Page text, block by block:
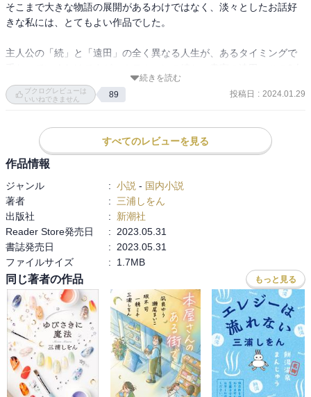
もう遠田好き！！！ってなってました笑
もう序盤から好き認定！！！
二人の掛け合いもとても良くて
気持ちよく読めました(^^)
続の人の良さも
気持ちよい読了感の理由の一つでしょう
いいコンビがまた誕生しましたね！！
終盤には遠田の過去の話にもなり
グッと内容は深まります。
もっと二人を見ていたいー！！
そんな話です(^^)
続編出てシリーズにしてくれたら
間違いなく星5！
楽しみにしてます(^^)
そこまで大きな物語の展開があるわけではなく、淡々としたお話好
きな私には、とてもよい作品でした。
主人公の「続」と「遠田」の全く異なる人生が、あるタイミングで
のバランスは、なかなかに素敵で、引き寄せられます。書道教室で
子どもから大人までに書道を教えて、宛名書きの仕事などもする遠
小説の中ですが、その人の生き方を見ていると、人生をすごい考え
てしまいます。私は、いろんな仕事や、いろんな趣味に手を出して
ことなのか、考えさせられました。自分が好きなこと、自分にでき
ること、誰かのためになること、最後にどう生きていくべき
か、、、などなど、とても考えさせられました。
そして、筆と墨。小学生の時は、書道なんて準備や片付けが面倒で
嫌いでしたが、また、やってみたいです。
/＿/     あらすじ    ＿/＿/＿/＿/＿/
ホテルの宛名書きの依頼を通じて、ホテルスタッフの「続」と、書
家の「遠田」が出会います。
出会ったその日に、遠田の代筆の仕事を続が手伝うことになりま
す。そんな共同作業をした2人が続けてサリリの代筆の依頼をするこ
続きを読む
ブクログレビューは
いいねできません
89 投稿日 : 2024.01.29
すべてのレビューを見る
作品情報
ジャンル : 小説 - 国内小説
著者
:
三浦しをん
出版社
:
新潮社
Reader Store発売日
:
2023.05.31
書誌発売日
:
2023.05.31
ファイルサイズ
: 1.7MB
同じ著者の作品 もっと見る